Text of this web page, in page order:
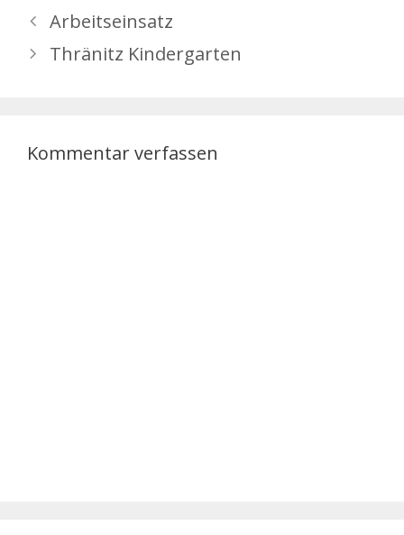
Arbeitseinsatz
Thränitz Kindergarten
Kommentar verfassen